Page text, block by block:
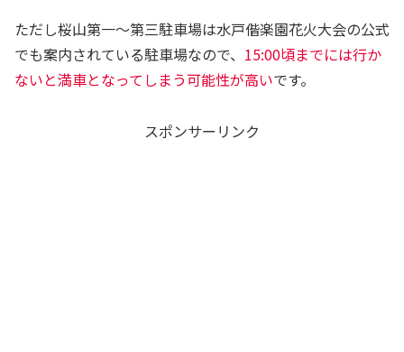
ただし桜山第一～第三駐車場は水戸偕楽園花火大会の公式
でも案内されている駐車場なので、 15:00頃までには行か
ないと満車となってしまう可能性が高いです。
スポンサーリンク